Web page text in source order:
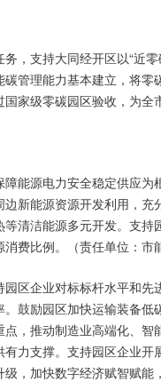
，支持大同经开区以“近
管理能力基本建立，将
家级零碳园区验收，为
障能源电力安全稳定供应
新能源资源开发利用，
清洁能源多元开发。支
费比例。（责任单位：市
园区企业对标标杆水平和
鼓励园区加快运输装备
，推动制造业高端化、
力支撑。支持园区企业
，加快数字经济赋智赋